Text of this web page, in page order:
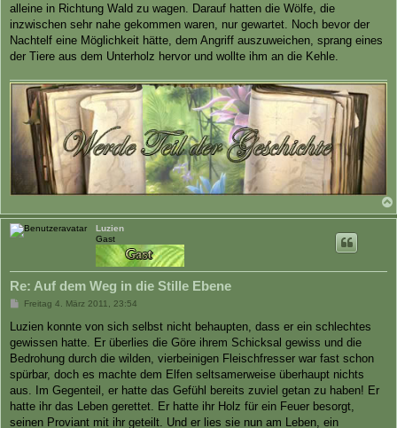
alleine in Richtung Wald zu wagen. Darauf hatten die Wölfe, die
inzwischen sehr nahe gekommen waren, nur gewartet. Noch bevor der
Nachtelf eine Möglichkeit hätte, dem Angriff auszuweichen, sprang eines
der Tiere aus dem Unterholz hervor und wollte ihm an die Kehle.
Luzien
Gast
Re: Auf dem Weg in die Stille Ebene
B
i
r
a
Freitag 4. März 2011, 23:54
Luzien konnte von sich selbst nicht behaupten, dass er ein schlechtes
gewissen hatte. Er überlies die Göre ihrem Schicksal gewiss und die
Bedrohung durch die wilden, vierbeinigen Fleischfresser war fast schon
spürbar, doch es machte dem Elfen seltsamerweise überhaupt nichts
aus. Im Gegenteil, er hatte das Gefühl bereits zuviel getan zu haben! Er
hatte ihr das Leben gerettet. Er hatte ihr Holz für ein Feuer besorgt,
seinen Proviant mit ihr geteilt. Und er lies sie nun am Leben, ein